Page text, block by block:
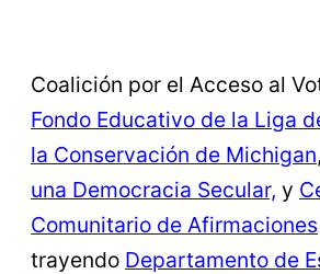
Coalición por el Acceso al
Fondo Educativo de la Liga
la Conservación de Michigan,
una Democracia Secular, y
Comunitario de Afirmaciones
trayendo Departamento de